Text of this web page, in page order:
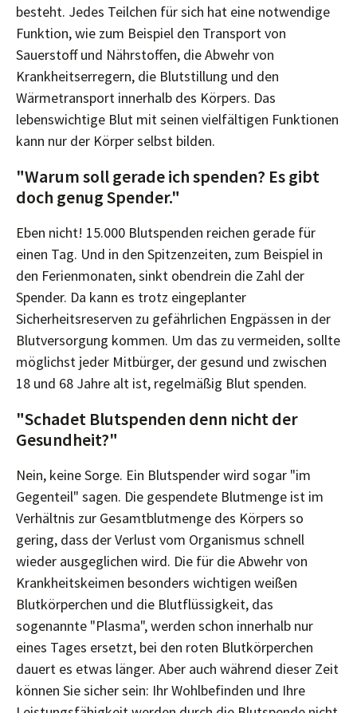
besteht. Jedes Teilchen für sich hat eine notwendige
Funktion, wie zum Beispiel den Transport von
Sauerstoff und Nährstoffen, die Abwehr von
Krankheitserregern, die Blutstillung und den
Wärmetransport innerhalb des Körpers. Das
lebenswichtige Blut mit seinen vielfältigen Funktionen
kann nur der Körper selbst bilden.
"Warum soll gerade ich spenden? Es gibt
doch genug Spender."
Eben nicht! 15.000 Blutspenden reichen gerade für
einen Tag. Und in den Spitzenzeiten, zum Beispiel in
den Ferienmonaten, sinkt obendrein die Zahl der
Spender. Da kann es trotz eingeplanter
Sicherheitsreserven zu gefährlichen Engpässen in der
Blutversorgung kommen. Um das zu vermeiden, sollte
möglichst jeder Mitbürger, der gesund und zwischen
18 und 68 Jahre alt ist, regelmäßig Blut spenden.
"Schadet Blutspenden denn nicht der
Gesundheit?"
Nein, keine Sorge. Ein Blutspender wird sogar "im
Gegenteil" sagen. Die gespendete Blutmenge ist im
Verhältnis zur Gesamtblutmenge des Körpers so
gering, dass der Verlust vom Organismus schnell
wieder ausgeglichen wird. Die für die Abwehr von
Krankheitskeimen besonders wichtigen weißen
Blutkörperchen und die Blutflüssigkeit, das
sogenannte "Plasma", werden schon innerhalb nur
eines Tages ersetzt, bei den roten Blutkörperchen
dauert es etwas länger. Aber auch während dieser Zeit
können Sie sicher sein: Ihr Wohlbefinden und Ihre